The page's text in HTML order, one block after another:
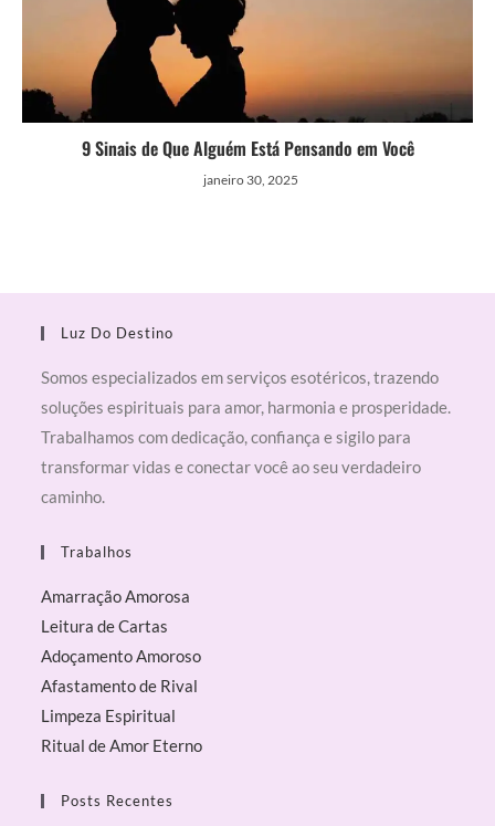
9 Sinais de Que Alguém Está Pensando em Você
janeiro 30, 2025
Luz Do Destino
Somos especializados em serviços esotéricos, trazendo
soluções espirituais para amor, harmonia e prosperidade.
Trabalhamos com dedicação, confiança e sigilo para
transformar vidas e conectar você ao seu verdadeiro
caminho.
Trabalhos
Amarração Amorosa
Leitura de Cartas
Adoçamento Amoroso
Afastamento de Rival
Limpeza Espiritual
Ritual de Amor Eterno
Posts Recentes